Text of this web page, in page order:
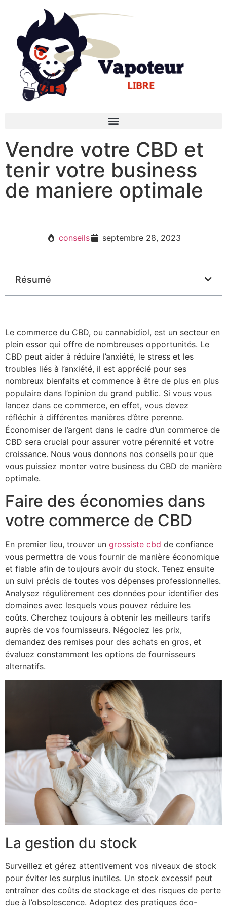
Vendre votre CBD et
tenir votre business
de maniere optimale
conseils septembre 28, 2023
Résumé
Le commerce du CBD, ou cannabidiol, est un secteur en
plein essor qui offre de nombreuses opportunités. Le
CBD peut aider à réduire l’anxiété, le stress et les
troubles liés à l’anxiété, il est apprécié pour ses
nombreux bienfaits et commence à être de plus en plus
populaire dans l’opinion du grand public. Si vous vous
lancez dans ce commerce, en effet, vous devez
réfléchir à différentes manières d’être perenne.
Économiser de l’argent dans le cadre d’un commerce de
CBD sera crucial pour assurer votre pérennité et votre
croissance. Nous vous donnons nos conseils pour que
vous puissiez monter votre business du CBD de manière
optimale.
Faire des économies dans
votre commerce de CBD
En premier lieu, trouver un grossiste cbd de confiance
vous permettra de vous fournir de manière économique
et fiable afin de toujours avoir du stock. Tenez ensuite
un suivi précis de toutes vos dépenses professionnelles.
Analysez régulièrement ces données pour identifier des
domaines avec lesquels vous pouvez réduire les
coûts. Cherchez toujours à obtenir les meilleurs tarifs
auprès de vos fournisseurs. Négociez les prix,
demandez des remises pour des achats en gros, et
évaluez constamment les options de fournisseurs
alternatifs.
La gestion du stock
Surveillez et gérez attentivement vos niveaux de stock
pour éviter les surplus inutiles. Un stock excessif peut
entraîner des coûts de stockage et des risques de perte
due à l’obsolescence. Adoptez des pratiques éco-